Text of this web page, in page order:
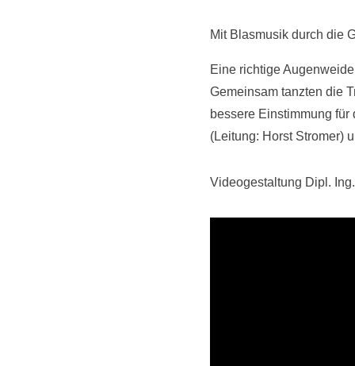
Mit Blasmusik durch die
Eine richtige
Gemeinsam tanzten die
bessere Einstimmung
(Leitung: Horst Stromer)
Videogestaltung Dipl.